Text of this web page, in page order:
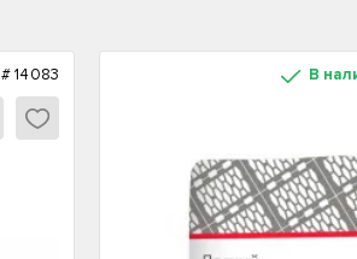
#14083 В